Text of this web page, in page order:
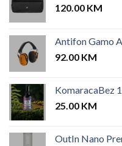
120.00 KM
Antifon Gamo
92.00 KM
KomaracaBez
25.00 KM
OutIn Nano